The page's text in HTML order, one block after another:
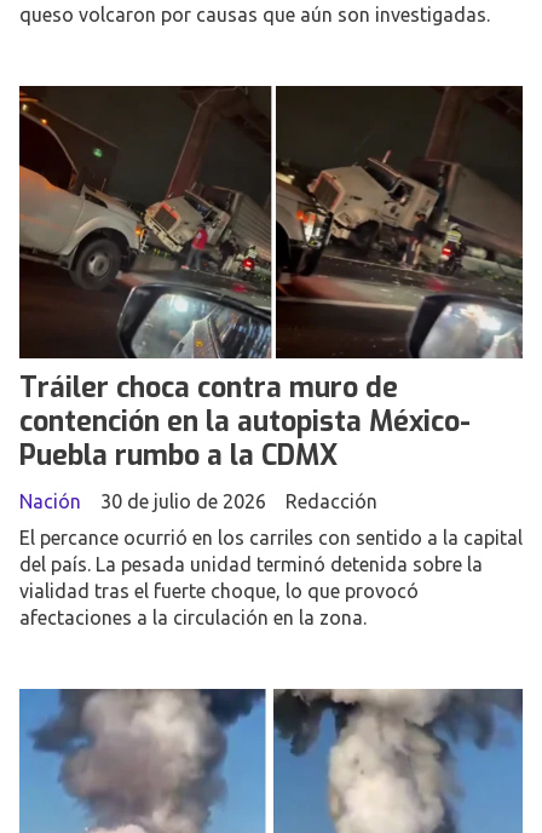
queso volcaron por causas que aún son investigadas.
Tráiler choca contra muro de
contención en la autopista México-
Puebla rumbo a la CDMX
Redacción
Nación
30 de julio de 2026
El percance ocurrió en los carriles con sentido a la capital
del país. La pesada unidad terminó detenida sobre la
vialidad tras el fuerte choque, lo que provocó
afectaciones a la circulación en la zona.